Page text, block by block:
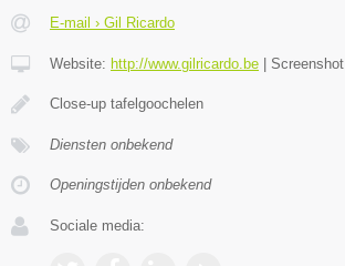
E-mail › Gil Ricardo
Website: http://www.gilricardo.be | Screenshot
Close-up tafelgoochelen
Diensten onbekend
Openingstijden onbekend
Sociale media: